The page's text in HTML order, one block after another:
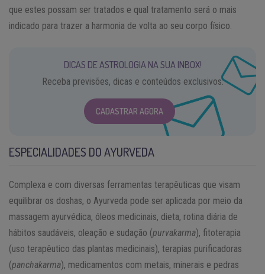
que estes possam ser tratados e qual tratamento será o mais
indicado para trazer a harmonia de volta ao seu corpo físico.
DICAS DE ASTROLOGIA NA SUA INBOX!
Receba previsões, dicas e conteúdos exclusivos.
CADASTRAR AGORA
ESPECIALIDADES DO AYURVEDA
Complexa e com diversas ferramentas terapêuticas que visam
equilibrar os doshas, o Ayurveda pode ser aplicada por meio da
massagem ayurvédica, óleos medicinais, dieta, rotina diária de
hábitos saudáveis, oleação e sudação (purvakarma), fitoterapia
(uso terapêutico das plantas medicinais), terapias purificadoras
(panchakarma), medicamentos com metais, minerais e pedras